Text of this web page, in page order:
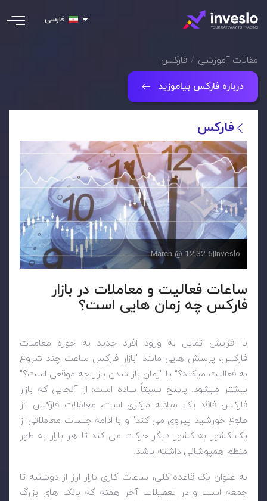
فارسی
مقالات آموزشی فارکس
درباره فارکس بیاموزید
فارکس
Inveslo
|
6 March @ 12:32
ساعات فعالیت و معاملات در بازار
فارکس چه زمان هایی است؟
با افزایش تمایل به ورود افراد جدید به حوزه معاملات
فارکس، پرسش هایی مانند "بازار فارکس ساعت چند شروع
به فعالیت میکند؟" یا "زمان باز شدن بازار چه موقعی است؟"
بیشتر میشود. پاسخ نسبتاً ساده است: از آنجایی که بازار
فارکس فاقد یک مبادله مرکزی است، معاملات فارکس "از
طلوع خورشید پیروی می کند" و با ادامه جلسات معاملاتی از
یک کشور به کشور دیگر حرکت می کند تا هر بازار به طور
منظم همپوشانی داشته باشد.
به عنوان یک قاعده کلی، ساعات کاری بازار ارز از دوشنبه تا
جمعه است و در تعطیلات آخر هفته که بانک های بزرگ